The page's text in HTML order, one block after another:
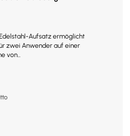
Aufsatz ermöglicht
zwei Anwender auf einer
von...